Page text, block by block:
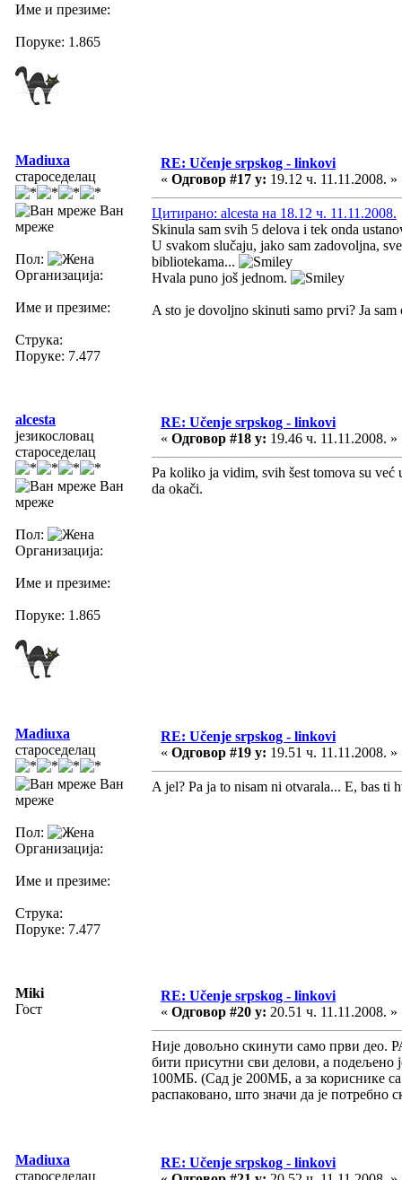
Име и презиме:
Поруке: 1.865
Madiuxa
староседелац
Ван
мреже
Пол:
Организација:
Име и презиме:
Струка:
Поруке: 7.477
RE: Učenje srpskog - linkovi
« Одговор #17 у: 19.12 ч. 11.11.2008. »
Цитирано: alcesta на 18.12 ч. 11.11.2008.
Skinula sam svih 5 delova i tek onda
U svakom slučaju, jako sam zadovoljna,
bibliotekama...
Hvala puno još jednom.
A sto je dovoljno skinuti samo prvi? Ja
alcesta
језикословац
староседелац
Ван
мреже
Пол:
Организација:
Име и презиме:
Поруке: 1.865
RE: Učenje srpskog - linkovi
« Одговор #18 у: 19.46 ч. 11.11.2008. »
Pa koliko ja vidim, svih šest tomova su
da okači.
Madiuxa
староседелац
Ван
мреже
Пол:
Организација:
Име и презиме:
Струка:
Поруке: 7.477
RE: Učenje srpskog - linkovi
« Одговор #19 у: 19.51 ч. 11.11.2008. »
A jel? Pa ja to nisam ni otvarala... E, bas ti
Miki
Гост
RE: Učenje srpskog - linkovi
« Одговор #20 у: 20.51 ч. 11.11.2008. »
Није довољно скинути само први део.
бити присутни сви делови, а подељено
100МБ. (Сад је 200МБ, а за кориснике
распаковано, што значи да је
Madiuxa
староседелац
RE: Učenje srpskog - linkovi